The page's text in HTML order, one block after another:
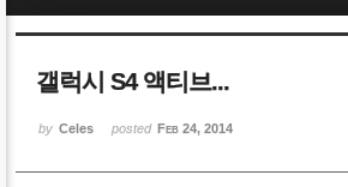
갤럭시 S4 액티브...
by Celes posted Feb 24, 2014
Sketchbook5, 스케치북5
Sketchbook5, 스케치북5